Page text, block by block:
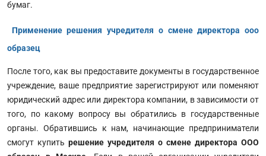
бумаг.
Применение решения учредителя о смене директора ооо
образец
После того, как вы предоставите документы в государственное
учреждение, ваше предприятие зарегистрируют или поменяют
юридический адрес или директора компании, в зависимости от
того, по какому вопросу вы обратились в государственные
органы. Обратившись к нам, начинающие предприниматели
смогут купить решение учредителя о смене директора ООО